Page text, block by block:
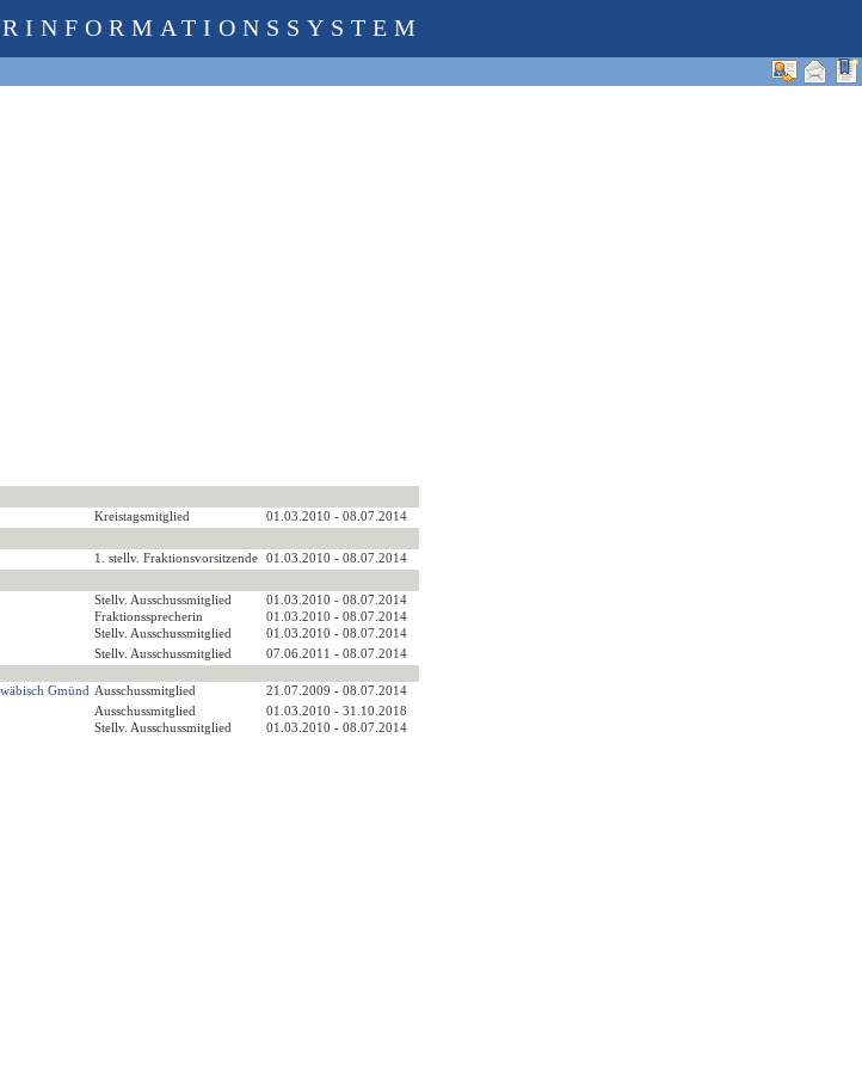
Kreistagsmitglied 01.03.2010 - 08.07.2014
1. stellv. Fraktionsvorsitzende 01.03.2010 - 08.07.2014
Stellv. Ausschussmitglied
01.03.2010 - 08.07.2014
Fraktionssprecherin
01.03.2010 - 08.07.2014
Stellv. Ausschussmitglied
01.03.2010 - 08.07.2014
Stellv. Ausschussmitglied 07.06.2011 - 08.07.2014
Gmünd Ausschussmitglied
21.07.2009 - 08.07.2014
Ausschussmitglied
01.03.2010 - 31.10.2018
Stellv. Ausschussmitglied 01.03.2010 - 08.07.2014